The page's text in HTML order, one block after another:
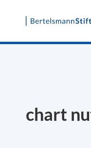
Skip
chart